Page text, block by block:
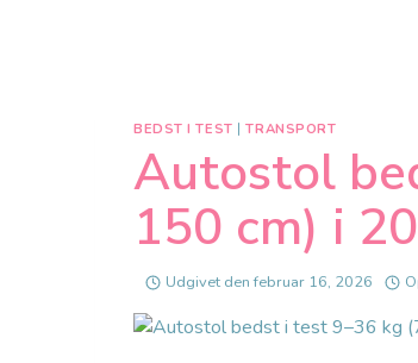
BEDST I TEST |TRANSPORT
Autostol
150 cm) i
Udgivet den februar 16, 2026